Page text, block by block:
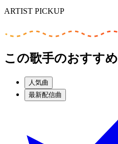
ARTIST PICKUP
この歌手のおすすめ
人気曲
最新配信曲